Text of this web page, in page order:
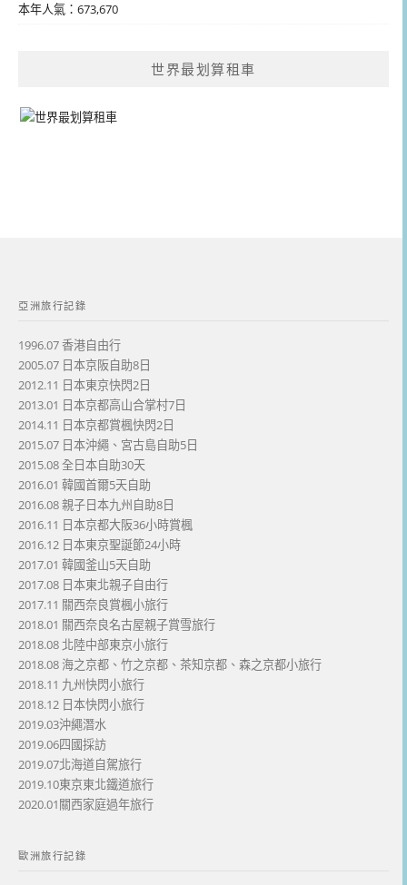
本年人氣：673,670
世界最划算租車
亞洲旅行記錄
1996.07 香港自由行
2005.07 日本京阪自助8日
2012.11 日本東京快閃2日
2013.01 日本京都高山合掌村7日
2014.11 日本京都賞楓快閃2日
2015.07 日本沖繩、宮古島自助5日
2015.08 全日本自助30天
2016.01 韓國首爾5天自助
2016.08 親子日本九州自助8日
2016.11 日本京都大阪36小時賞楓
2016.12 日本東京聖誕節24小時
2017.01 韓國釜山5天自助
2017.08 日本東北親子自由行
2017.11 關西奈良賞楓小旅行
2018.01 關西奈良名古屋親子賞雪旅行
2018.08 北陸中部東京小旅行
2018.08 海之京都、竹之京都、茶知京都、森之京都小旅行
2018.11 九州快閃小旅行
2018.12 日本快閃小旅行
2019.03沖繩潛水
2019.06四國採訪
2019.07北海道自駕旅行
2019.10東京東北鐵道旅行
2020.01關西家庭過年旅行
歐洲旅行記錄